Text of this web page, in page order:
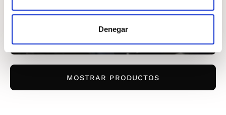
Denegar
MOSTRAR PRODUCTOS